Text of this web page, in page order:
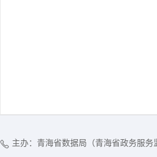
主办：青海省数据局（青海省政务服务